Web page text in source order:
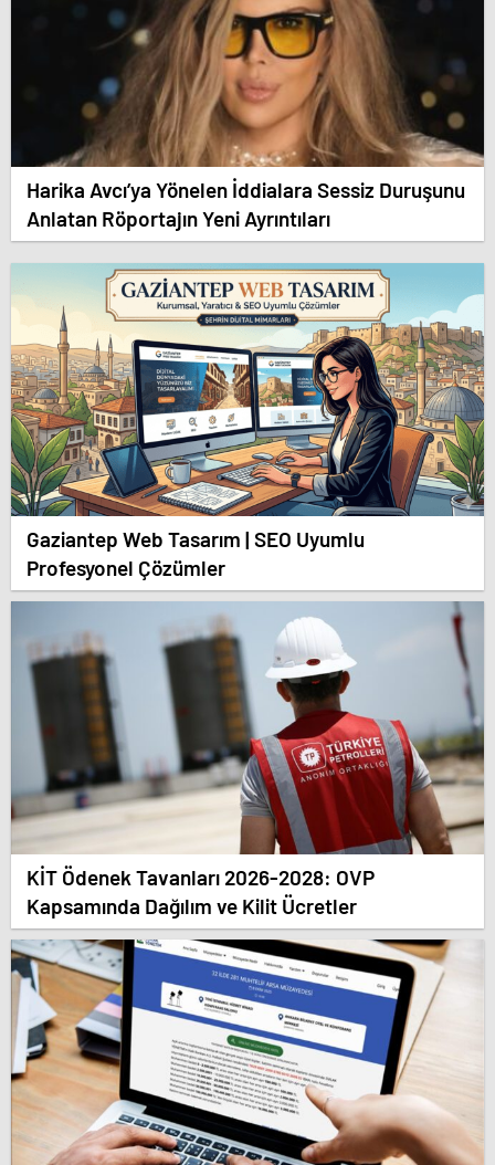
Harika Avcı’ya Yönelen İddialara Sessiz Duruşunu
Anlatan Röportajın Yeni Ayrıntıları
Gaziantep Web Tasarım | SEO Uyumlu
Profesyonel Çözümler
KİT Ödenek Tavanları 2026-2028: OVP
Kapsamında Dağılım ve Kilit Ücretler